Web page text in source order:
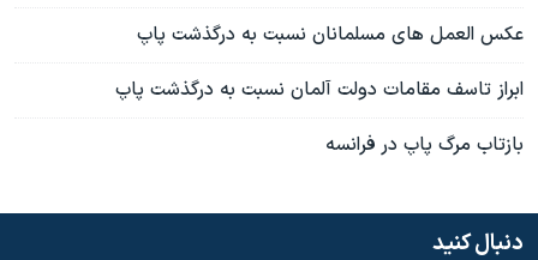
عکس العمل های مسلمانان نسبت به درگذشت پاپ
ابراز تاسف مقامات دولت آلمان نسبت به درگذشت پاپ
بازتاب مرگ پاپ در فرانسه
دنبال کنید